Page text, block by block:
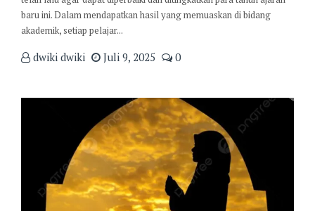
baru ini. Dalam mendapatkan hasil yang memuaskan di bidang
akademik, setiap pelajar...
dwiki dwiki Juli 9, 2025 0